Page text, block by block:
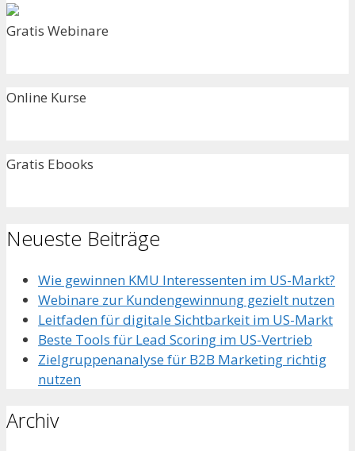
Gratis Webinare
Online Kurse
Gratis Ebooks
Neueste Beiträge
Wie gewinnen KMU Interessenten im US-Markt?
Webinare zur Kundengewinnung gezielt nutzen
Leitfaden für digitale Sichtbarkeit im US-Markt
Beste Tools für Lead Scoring im US-Vertrieb
Zielgruppenanalyse für B2B Marketing richtig
nutzen
Archiv